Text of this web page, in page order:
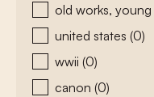
old works, young
united states (0)
wwii (0)
canon (0)